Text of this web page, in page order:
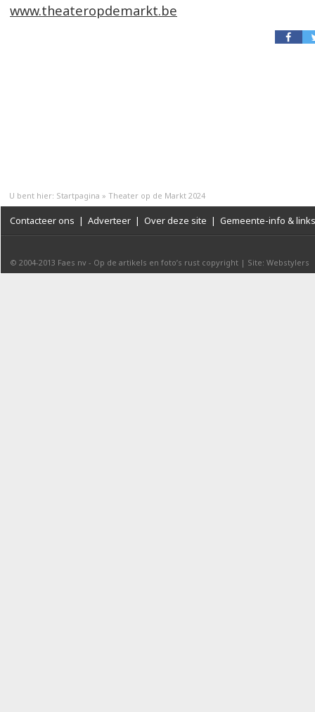
www.theateropdemarkt.be
U bent hier: Startpagina » Theater op de Markt 2024
Contacteer ons | Adverteer | Over deze site | Gemeente-info & links
© 2004-2013 Faes nv - Op de artikels en foto’s rust copyright | Site: Webstylers